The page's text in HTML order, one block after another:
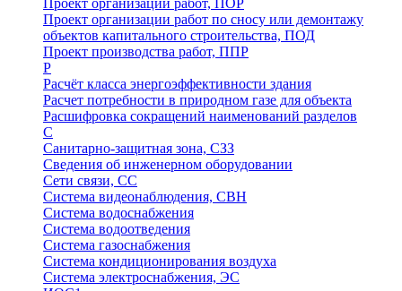
Проект организации работ, ПОР
Проект организации работ по сносу или демонтажу
объектов капитального строительства, ПОД
Проект производства работ, ППР
Р
Расчёт класса энергоэффективности здания
Расчет потребности в природном газе для объекта
Расшифровка сокращений наименований разделов
С
Санитарно-защитная зона, СЗЗ
Сведения об инженерном оборудовании
Сети связи, СС
Система видеонаблюдения, СВН
Система водоснабжения
Система водоотведения
Система газоснабжения
Система кондиционирования воздуха
Система электроснабжения, ЭС